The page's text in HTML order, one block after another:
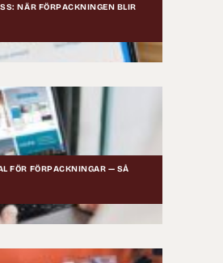
NÄR FÖRPACKNINGEN BLIR
FÖR FÖRPACKNINGAR — SÅ